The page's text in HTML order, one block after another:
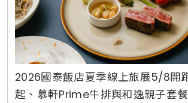
2026國泰飯店夏季線上旅展5/8開
起、慕軒Prime牛排與和逸親子套